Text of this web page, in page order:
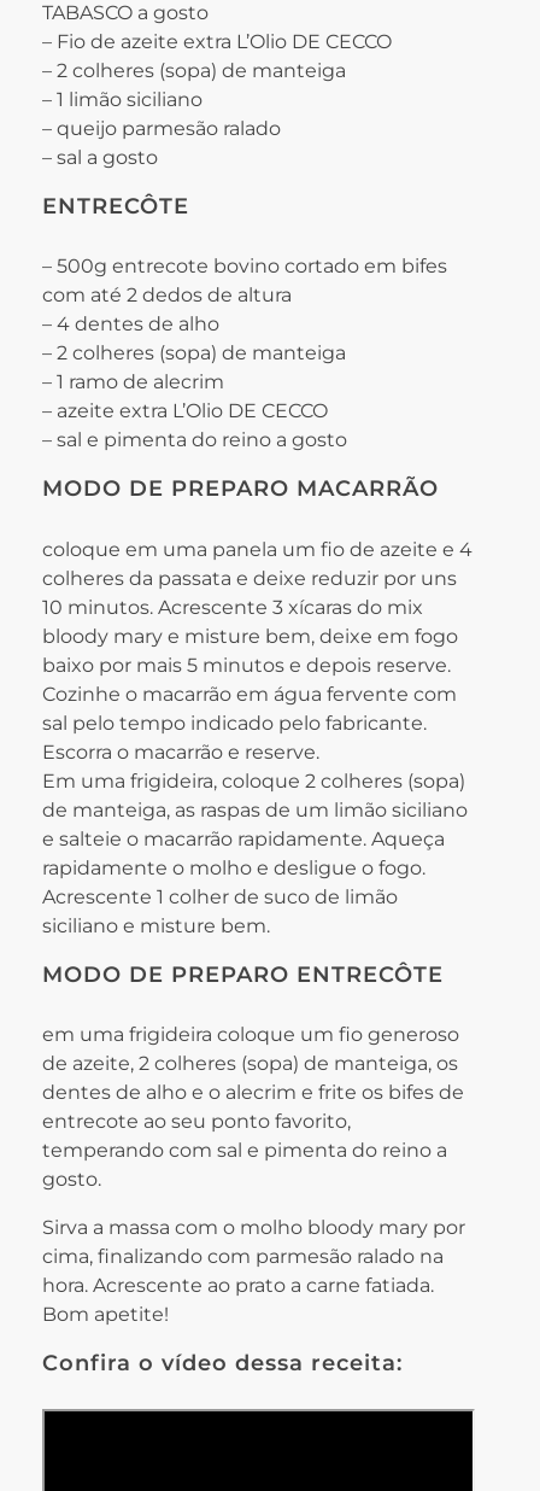
TABASCO a gosto
– Fio de azeite extra L’Olio DE CECCO
– 2 colheres (sopa) de manteiga
– 1 limão siciliano
– queijo parmesão ralado
– sal a gosto
ENTRECÔTE
– 500g entrecote bovino cortado em bifes
com até 2 dedos de altura
– 4 dentes de alho
– 2 colheres (sopa) de manteiga
– 1 ramo de alecrim
– azeite extra L’Olio DE CECCO
– sal e pimenta do reino a gosto
MODO DE PREPARO MACARRÃO
coloque em uma panela um fio de azeite e 4
colheres da passata e deixe reduzir por uns
10 minutos. Acrescente 3 xícaras do mix
bloody mary e misture bem, deixe em fogo
baixo por mais 5 minutos e depois reserve.
Cozinhe o macarrão em água fervente com
sal pelo tempo indicado pelo fabricante.
Escorra o macarrão e reserve.
Em uma frigideira, coloque 2 colheres (sopa)
de manteiga, as raspas de um limão siciliano
e salteie o macarrão rapidamente. Aqueça
rapidamente o molho e desligue o fogo.
Acrescente 1 colher de suco de limão
siciliano e misture bem.
MODO DE PREPARO ENTRECÔTE
em uma frigideira coloque um fio generoso
de azeite, 2 colheres (sopa) de manteiga, os
dentes de alho e o alecrim e frite os bifes de
entrecote ao seu ponto favorito,
temperando com sal e pimenta do reino a
gosto.
Sirva a massa com o molho bloody mary por
cima, finalizando com parmesão ralado na
hora. Acrescente ao prato a carne fatiada.
Bom apetite!
Confira o vídeo dessa receita: